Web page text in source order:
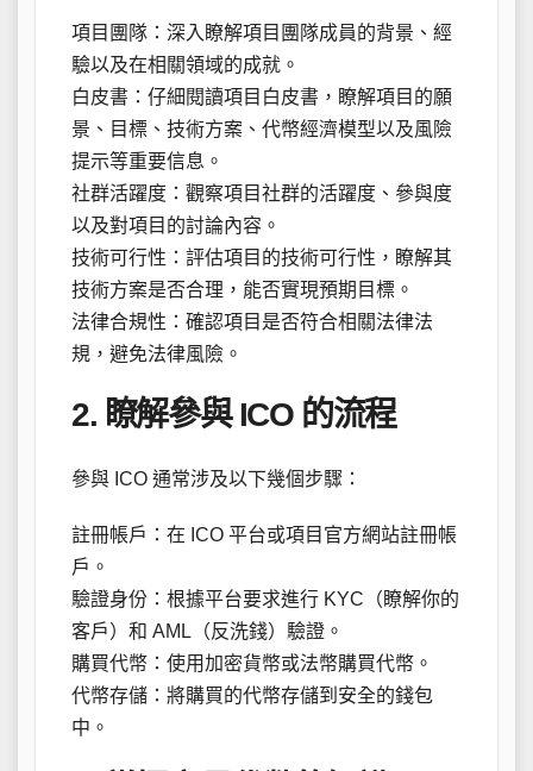
項目團隊：深入瞭解項目團隊成員的背景、經
驗以及在相關領域的成就。
白皮書：仔細閱讀項目白皮書，瞭解項目的願
景、目標、技術方案、代幣經濟模型以及風險
提示等重要信息。
社群活躍度：觀察項目社群的活躍度、參與度
以及對項目的討論內容。
技術可行性：評估項目的技術可行性，瞭解其
技術方案是否合理，能否實現預期目標。
法律合規性：確認項目是否符合相關法律法
規，避免法律風險。
2. 瞭解參與 ICO 的流程
參與 ICO 通常涉及以下幾個步驟：
註冊帳戶：在 ICO 平台或項目官方網站註冊帳
戶。
驗證身份：根據平台要求進行 KYC（瞭解你的
客戶）和 AML（反洗錢）驗證。
購買代幣：使用加密貨幣或法幣購買代幣。
代幣存儲：將購買的代幣存儲到安全的錢包
中。